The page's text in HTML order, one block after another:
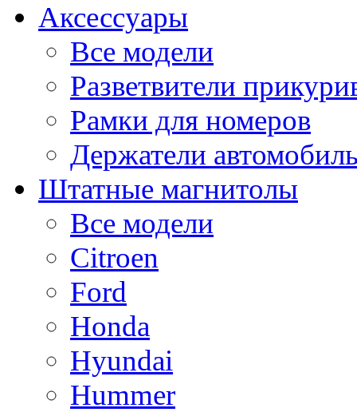
Аксессуары
Все модели
Разветвители
Рамки для номеров
Держатели
Штатные магнитолы
Все модели
Citroen
Ford
Honda
Hyundai
Hummer